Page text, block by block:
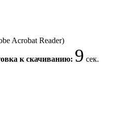
Acrobat Reader)
к скачиванию: 9 сек.